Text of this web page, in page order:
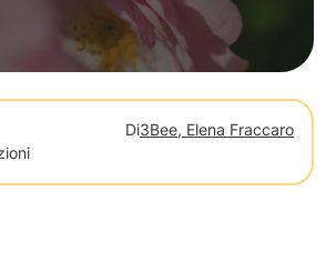
Di3Bee, Elena Fraccaro